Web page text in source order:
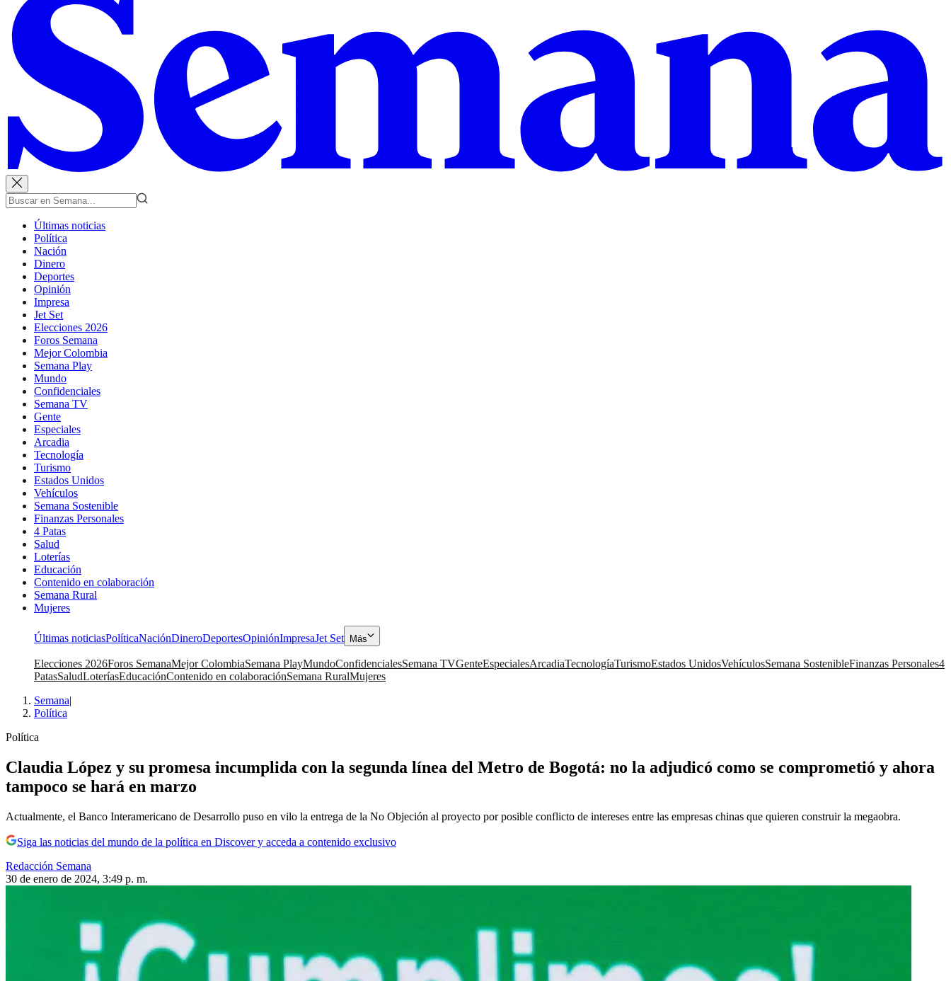
Últimas noticias
Política
Nación
Dinero
Deportes
Opinión
Impresa
Jet Set
Elecciones 2026
Foros Semana
Mejor Colombia
Semana Play
Mundo
Confidenciales
Semana TV
Gente
Especiales
Arcadia
Tecnología
Turismo
Estados Unidos
Vehículos
Semana Sostenible
Finanzas Personales
4 Patas
Salud
Loterías
Educación
Contenido en colaboración
Semana Rural
Mujeres
Últimas noticiasPolíticaNaciónDineroDeportesOpiniónImpresaJet Set Más
Elecciones 2026Foros SemanaMejor ColombiaSemana PlayMundoConfidencialesSemana TVGenteEspecialesArcadiaTecnologíaTurismoEstados UnidosVehículosSemana SostenibleFinanzas Personales4
PatasSaludLoteríasEducaciónContenido en colaboraciónSemana RuralMujeres
Semana|
Política
Política
Claudia López y su promesa incumplida con la segunda línea del Metro de Bogotá: no la adjudicó como se comprometió y ahora
tampoco se hará en marzo
Actualmente, el Banco Interamericano de Desarrollo puso en vilo la entrega de la No Objeción al proyecto por posible conflicto de intereses entre las empresas chinas que quieren construir la megaobra.
Siga las noticias del mundo de la política en Discover y acceda a contenido exclusivo
Redacción Semana
30 de enero de 2024, 3:49 p. m.